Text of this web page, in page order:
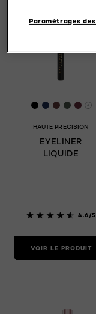
[Color]:
[Color]:
[Color]:
HAUTE PRECISION
EYELINER
LIQUIDE
4.6/5
VOIR LE PRODUIT
Paramétrages